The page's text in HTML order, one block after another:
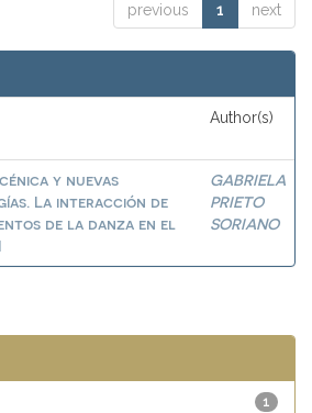
previous 1 next
Author(s)
y nuevas
La interacción de
de la danza en el
GABRIELA
PRIETO
SORIANO
1